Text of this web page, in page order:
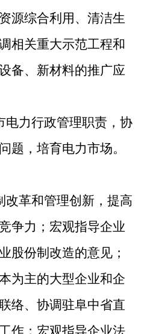
源综合利用、清洁生
相关重大示范工程和
备、新材料的推广应
电力行政管理职责，协
题，培育电力市场。
改革和管理创新，提高
争力；宏观指导企业
股份制改造的意见；
为主的大型企业和企
络、协调驻阜中省直
作；宏观指导企业法